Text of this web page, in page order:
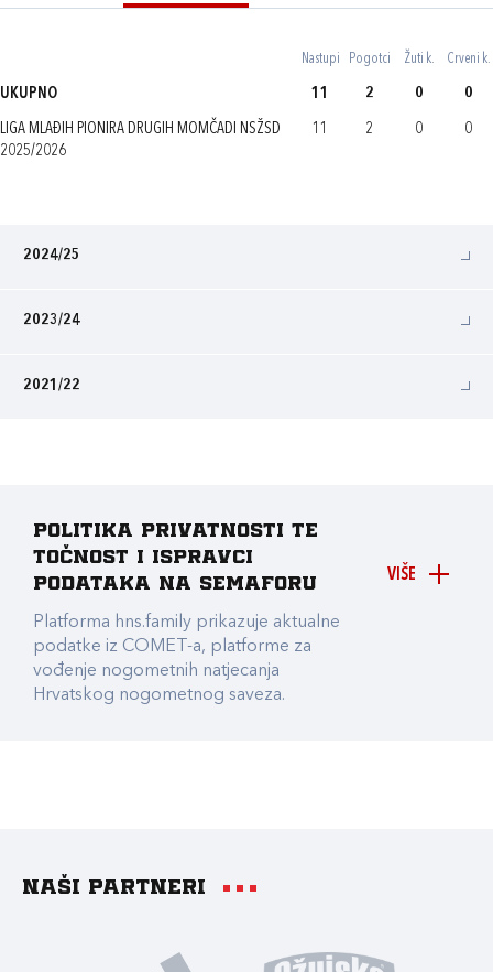
Nastupi Pogotci Žuti k. Crveni k.
UKUPNO 11 2 0 0
LIGA MLAĐIH PIONIRA DRUGIH MOMČADI NSŽSD
2025/2026
11 2 0 0
2024/25
2023/24
2021/22
VIŠE
Politika privatnosti te
točnost i ispravci
podataka na Semaforu
Platforma hns.family prikazuje aktualne
podatke iz COMET-a, platforme za
vođenje nogometnih natjecanja
Hrvatskog nogometnog saveza.
Naši partneri